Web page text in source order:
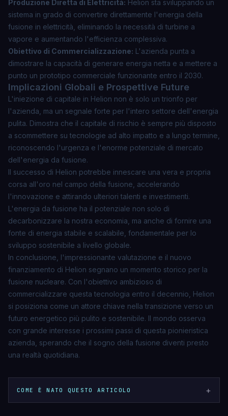
Produzione Diretta di Elettricità: Helion sta sviluppando un
sistema in grado di convertire direttamente l'energia della
fusione in elettricità, eliminando la necessità di turbine a
vapore e aumentando l'efficienza complessiva.
Obiettivo di Commercializzazione: L'azienda punta a
dimostrare la capacità di generare energia netta e a mettere a
punto un prototipo commerciale funzionante entro il 2030.
Implicazioni Globali e Prospettive Future
L'iniezione di capitale in Helion non è solo un trionfo per
l'azienda, ma un segnale forte per l'intero settore dell'energia
pulita. Dimostra che il capitale di rischio è sempre più disposto
a scommettere su tecnologie ad alto impatto e a lungo termine,
riconoscendo l'urgenza e l'enorme potenziale di mercato
dell'energia da fusione.
Il successo di Helion potrebbe innescare una vera e propria
corsa all'oro nel campo della fusione, accelerando
l'innovazione e attirando ulteriori talenti e investimenti.
L'energia da fusione ha il potenziale non solo di
decarbonizzare la nostra economia, ma anche di fornire una
fonte di energia stabile e scalabile, fondamentale per lo
sviluppo sostenibile a livello globale.
In conclusione, l'impressionante valutazione e il nuovo
finanziamento di Helion segnano un momento storico per la
fusione nucleare. Con l'obiettivo ambizioso di
commercializzare questa tecnologia entro il decennio, Helion
si posiziona come un attore chiave nella transizione verso un
futuro energetico più pulito e sostenibile. Il mondo osserva
con grande interesse i prossimi passi di questa pionieristica
azienda, sperando che il sogno della fusione diventi presto
una realtà quotidiana.
COME È NATO QUESTO ARTICOLO +